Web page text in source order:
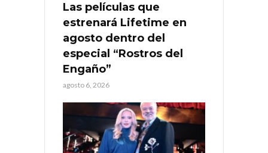
Las películas que
estrenará Lifetime en
agosto dentro del
especial “Rostros del
Engaño”
agosto 6, 2026